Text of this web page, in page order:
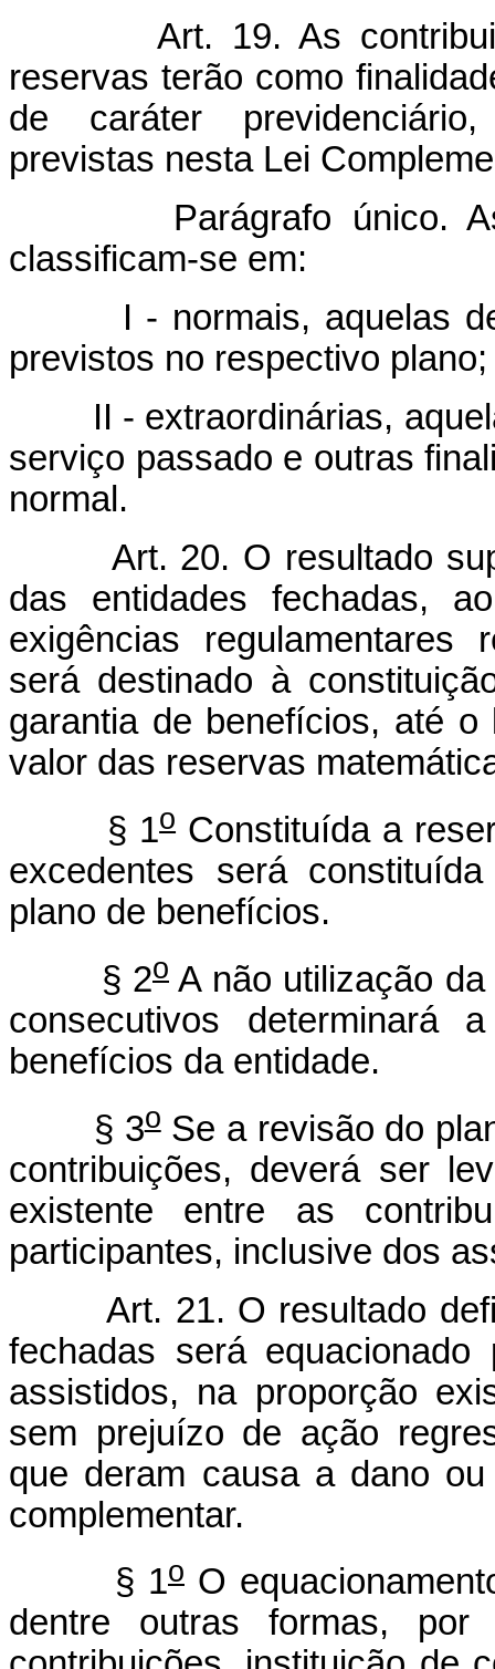
Art. 19. As
reservas terão como
de caráter
previstas nesta Lei
Parágrafo único. As
classificam-se em:
I - normais, aquelas
previstos no respectivo plano;
II - extraordinárias,
serviço passado e outras
normal.
Art. 20. O resultado
das entidades fechadas,
exigências regulamentares
será destinado à
garantia de benefícios, até
valor das reservas
§ 1o Constituída a
excedentes será
plano de benefícios.
§ 2o A não utilização
consecutivos determinará
benefícios da entidade.
§ 3oSe a revisão do
contribuições, deverá ser
existente entre as
participantes, inclusive dos
Art. 21. O resultado
fechadas será
assistidos, na proporção
sem prejuízo de ação
que deram causa a dano
complementar.
§ 1o O
dentre outras formas,